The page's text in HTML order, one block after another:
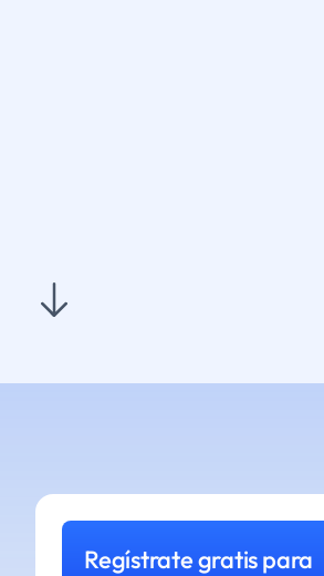
Regístrate gratis para